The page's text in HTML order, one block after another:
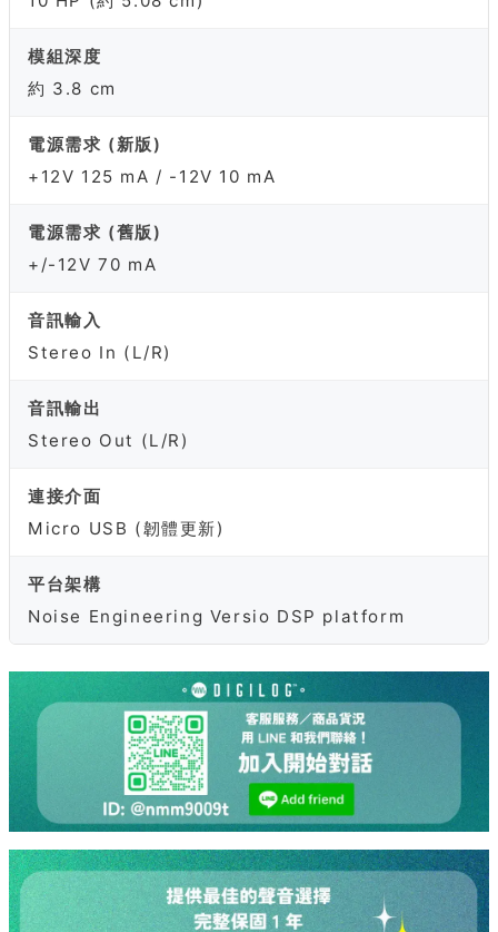
模組深度
約 3.8 cm
電源需求 (新版)
+12V 125 mA / -12V 10 mA
電源需求 (舊版)
+/-12V 70 mA
音訊輸入
Stereo In (L/R)
音訊輸出
Stereo Out (L/R)
連接介面
Micro USB (韌體更新)
平台架構
Noise Engineering Versio DSP platform